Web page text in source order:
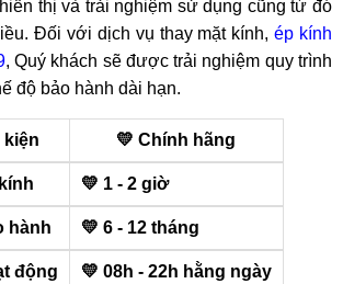
thị và trải nghiệm sử dụng cũng từ đó
Đối với dịch vụ thay mặt kính,ép kính
, Quý khách sẽ được trải nghiệm quy trình
độ bảo hành dài hạn.
kiện 💛 Chính hãng
💛 1 - 2 giờ
hành 💛 6 - 12 tháng
động 💛 08h - 22h hằng ngày